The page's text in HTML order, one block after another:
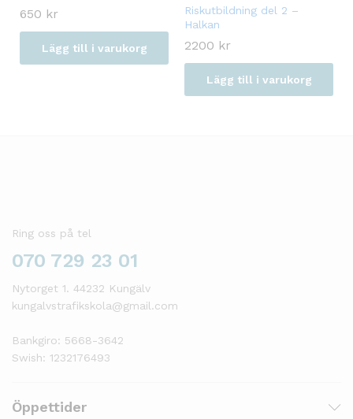
650 kr
Lägg till i varukorg
Riskutbildning del 2 –
Halkan
2200 kr
Lägg till i varukorg
Ring oss på tel
070 729 23 01
Nytorget 1. 44232 Kungälv
kungalvstrafikskola@gmail.com
Bankgiro: 5668-3642
Swish: 1232176493
Öppettider